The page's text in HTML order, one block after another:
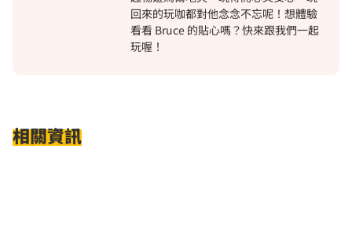
回來的玩咖都對他念念不忘呢！想體驗
看看 Bruce 的貼心嗎？快來跟我們一起
玩喔！
相關資訊